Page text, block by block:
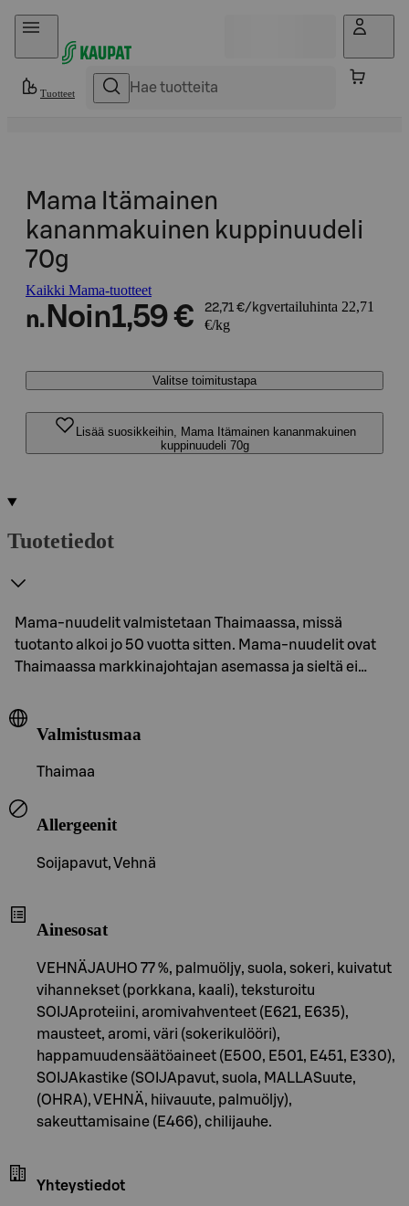
Hyppää sisältöön
Tuotteet
Mama Itämainen
kananmakuinen kuppinuudeli
70g
Kaikki Mama-tuotteet
n. Noin1,59 € 22,71 €/kgvertailuhinta 22,71
€/kg
Valitse toimitustapa
Lisää suosikkeihin, Mama Itämainen kananmakuinen
kuppinuudeli 70g
Tuotetiedot
Mama-nuudelit valmistetaan Thaimaassa, missä
tuotanto alkoi jo 50 vuotta sitten. Mama-nuudelit ovat
Thaimaassa markkinajohtajan asemassa ja sieltä ei…
Valmistusmaa
Thaimaa
Allergeenit
Soijapavut, Vehnä
Ainesosat
VEHNÄJAUHO 77 %, palmuöljy, suola, sokeri, kuivatut
vihannekset (porkkana, kaali), teksturoitu
SOIJAproteiini, aromivahventeet (E621, E635),
mausteet, aromi, väri (sokerikulööri),
happamuudensäätöaineet (E500, E501, E451, E330),
SOIJAkastike (SOIJApavut, suola, MALLASuute,
(OHRA), VEHNÄ, hiivauute, palmuöljy),
sakeuttamisaine (E466), chilijauhe.
Yhteystiedot